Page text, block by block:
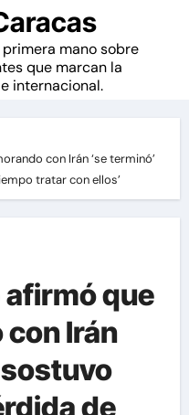
mano sobre
que marcan la
internacional.
con Irán ‘se terminó’
tratar con ellos’
afirmó que
Irán
sostuvo
de